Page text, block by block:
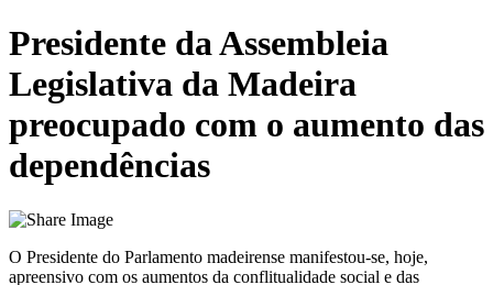
Presidente da Assembleia
Legislativa da Madeira
preocupado com o aumento das
dependências
O Presidente do Parlamento madeirense manifestou-se, hoje,
apreensivo com os aumentos da conflitualidade social e das